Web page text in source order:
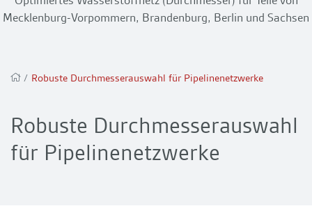
/ Robuste Durchmesserauswahl für Pipelinenetzwerke
Robuste Durchmesserauswahl
für Pipelinenetzwerke
Mecklenburg-Vorpommern, Brandenburg, Berlin und Sachsen